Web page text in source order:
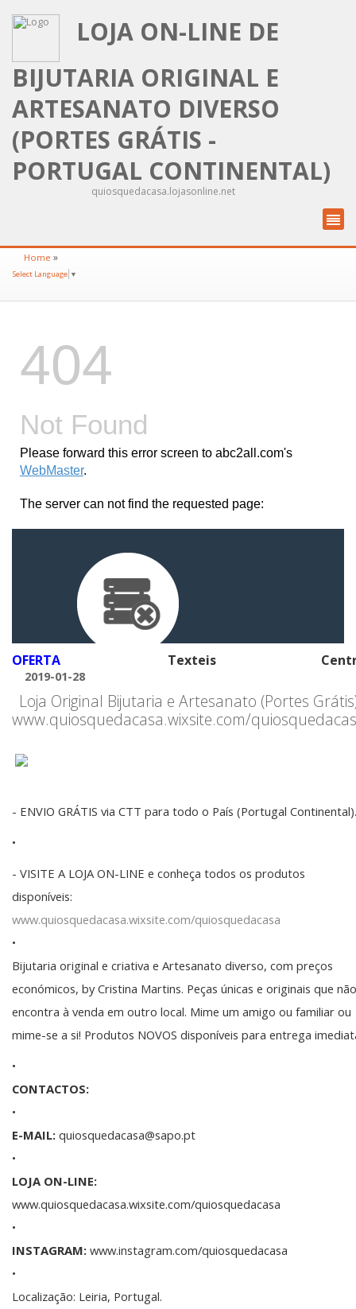
LOJA ON-LINE DE
BIJUTARIA ORIGINAL E
ARTESANATO DIVERSO
(PORTES GRÁTIS -
PORTUGAL CONTINENTAL)
quiosquedacasa.lojasonline.net
Home »
Select Language ▼
OFERTA Texteis
2019-01-28
Loja Original Bijutaria e Artesanato (Portes
www.quiosquedacasa.wixsite.com/
- ENVIO GRÁTIS via CTT para todo o País (Portugal Continental).
•
- VISITE A LOJA ON-LINE e conheça todos os produtos
disponíveis:
www.quiosquedacasa.wixsite.com/quiosquedacasa
•
Bijutaria original e criativa e Artesanato diverso, com preços
económicos, by Cristina Martins. Peças únicas e originais que não
encontra à venda em outro local. Mime um amigo ou familiar ou
mime-se a si! Produtos NOVOS disponíveis para entrega
•
CONTACTOS:
•
E-MAIL: quiosquedacasa@sapo.pt
•
LOJA ON-LINE:
www.quiosquedacasa.wixsite.com/quiosquedacasa
•
INSTAGRAM: www.instagram.com/quiosquedacasa
•
Localização: Leiria, Portugal.